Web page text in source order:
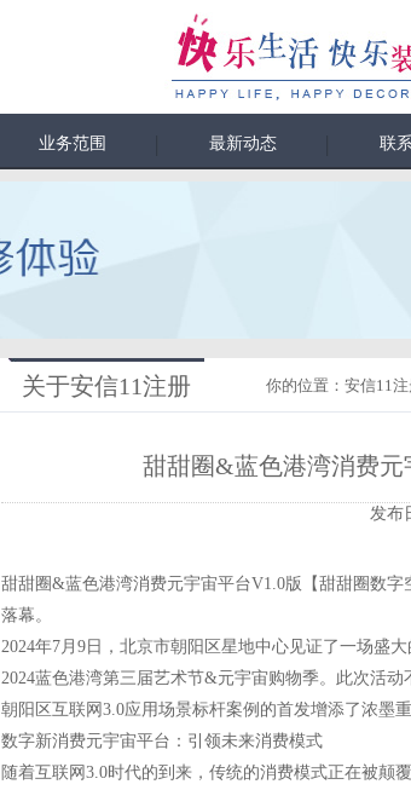
业务范围 最新动态 联
关于安信11注册 你的位置： 安信11
甜甜圈&蓝色港湾消费
发布
甜甜圈&蓝色港湾消费元宇宙平台V1.0版【甜甜圈数
落幕。
2024年7月9日，北京市朝阳区星地中心见证了一场
2024蓝色港湾第三届艺术节&元宇宙购物季。此次活
朝阳区互联网3.0应用场景标杆案例的首发增添了浓墨重
数字新消费元宇宙平台：引领未来消费模式
随着互联网3.0时代的到来，传统的消费模式正在被颠